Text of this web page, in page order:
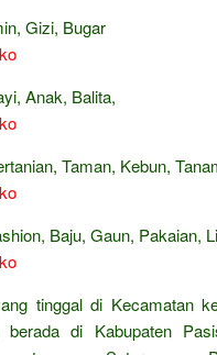
Gizi, Bugar
Anak, Balita,
Taman, Kebun,
Baju, Gaun, Pakaian,
tinggal di Kecamatan
berada di Kabupaten